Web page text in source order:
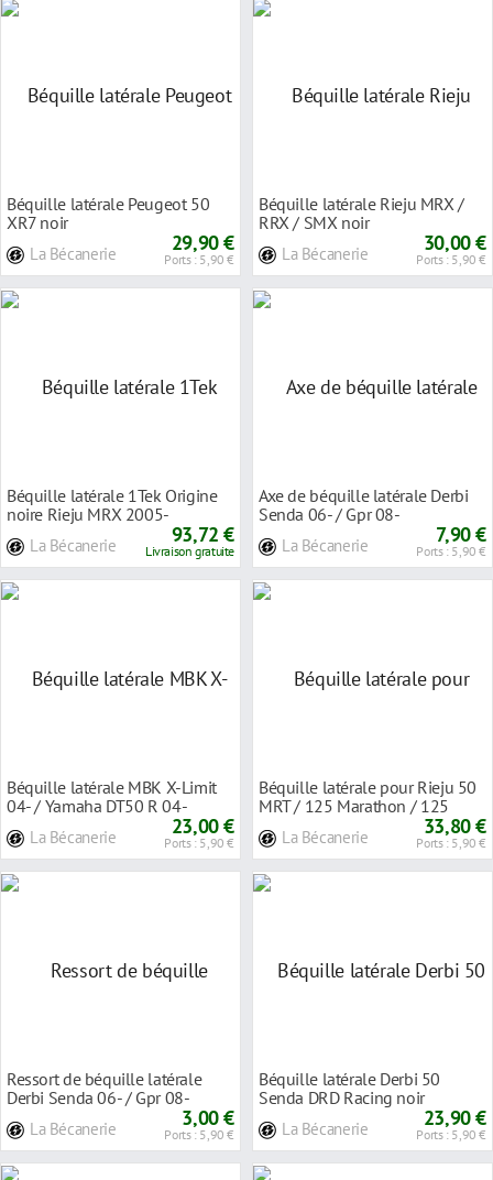
Béquille latérale Peugeot 50
XR7 noir
La Bécanerie 29,90 €
Ports : 5,90 €
Béquille latérale Rieju MRX /
RRX / SMX noir
La Bécanerie 30,00 €
Ports : 5,90 €
Béquille latérale 1Tek Origine
noire Rieju MRX 2005-
La Bécanerie 93,72 €
Livraison gratuite
Axe de béquille latérale Derbi
Senda 06- / Gpr 08-
La Bécanerie 7,90 €
Ports : 5,90 €
Béquille latérale MBK X-Limit
04- / Yamaha DT50 R 04-
La Bécanerie 23,00 €
Ports : 5,90 €
Béquille latérale pour Rieju 50
MRT / 125 Marathon / 125
La Bécanerie 33,80 €
Ports : 5,90 €
Ressort de béquille latérale
Derbi Senda 06- / Gpr 08-
La Bécanerie 3,00 €
Ports : 5,90 €
Béquille latérale Derbi 50
Senda DRD Racing noir
La Bécanerie 23,90 €
Ports : 5,90 €